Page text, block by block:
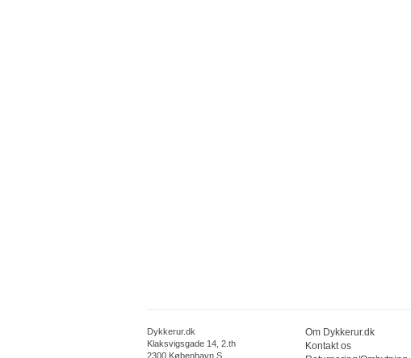
Dykkerur.dk
Klaksvigsgade 14, 2.th
2300 København S
Om Dykkerur.dk
Kontakt os